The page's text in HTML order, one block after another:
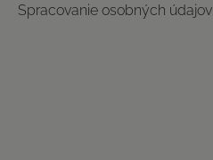
Spracovanie osobných údajov